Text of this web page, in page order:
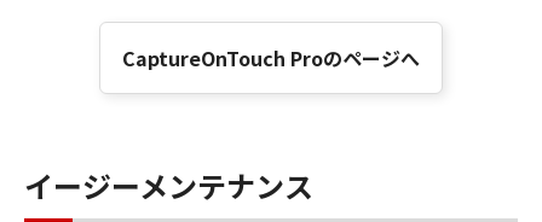
CaptureOnTouch Proのページへ
イージーメンテナンス